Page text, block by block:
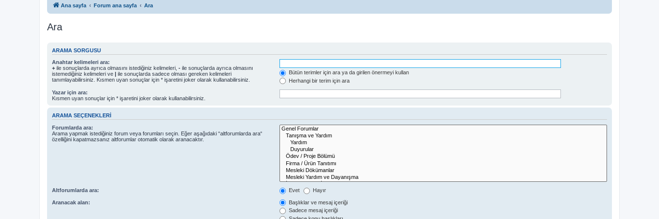
Ana sayfa Forum ana sayfa Ara
Ara
ARAMA SORGUSU
Anahtar kelimeleri ara:
+ ile sonuçlarda ayrıca olmasını istediğiniz kelimeleri, - ile sonuçlarda ayrıca olmasını
istemediğiniz kelimeleri ve | ile sonuçlarda sadece olması gereken kelimeleri
tanımlayabilirsiniz. Kısmen uyan sonuçlar için * işaretini joker olarak kullanabilirsiniz.
Bütün terimler için ara ya da girilen önermeyi kullan
Herhangi bir terim için ara
Yazar için ara:
Kısmen uyan sonuçlar için * işaretini joker olarak kullanabilirsiniz.
ARAMA SEÇENEKLERI
Forumlarda ara:
Arama yapmak istediğiniz forum veya forumları seçin. Eğer aşağıdaki “altforumlarda ara“
özelliğini kapatmazsanız altforumlar otomatik olarak aranacaktır.
Altforumlarda ara: Evet Hayır
Aranacak alan:
Başlıklar ve mesaj içeriği
Sadece mesaj içeriği